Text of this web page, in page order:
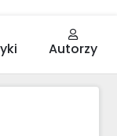
Autorzy